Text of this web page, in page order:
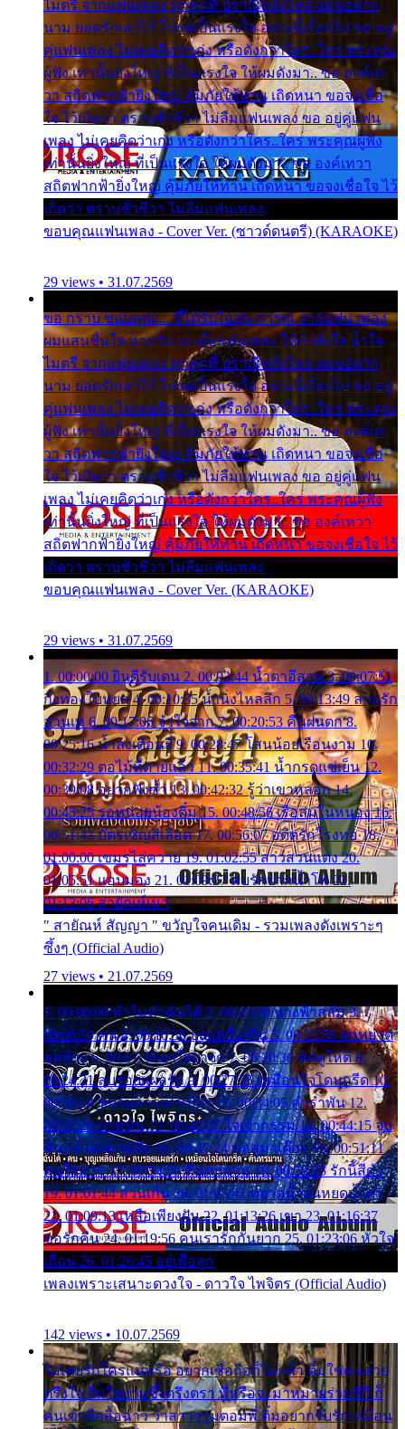
ไมตรี จากแฟนเพลง ทุกทุกที่ ปราณีหลั่งไหล ผมขอฝาก
นาม ยอดรักเอาไว้ โปรดเป็นแรงใจ อย่างนี้เรื่อยไป ขอ อยู่
คู่แฟนเพลง ไม่เคยคิดว่าเก่ง หรือดังกว่าใคร..ใคร พระคุณ
ผู้ฟัง เท่านั้นยิ่งใหญ่ ที่เป็นแรงใจ ให้ผมดังมา.. ขอ องค์เท
วา สถิตฟากฟ้ายิ่งใหญ่ คุ้มภัยให้ท่าน เถิดหนา ขอจงเชื่อ
ใจ ไว้เถิดว่า ตราบชั่วชีวา ไม่ลืมแฟนเพลง ขอ อยู่คู่แฟน
เพลง ไม่เคยคิดว่าเก่ง หรือดังกว่าใคร..ใคร พระคุณผู้ฟัง
เท่านั้นยิ่งใหญ่ ที่เป็นแรงใจ ให้ผมดังมา.. ขอ องค์เทวา
สถิตฟากฟ้ายิ่งใหญ่ คุ้มภัยให้ท่าน เถิดหนา ขอจงเชื่อใจ ไว้
เถิดว่า ตราบชั่วชีวา ไม่ลืมแฟนเพลง
ขอบคุณแฟนเพลง - Cover Ver. (ซาวด์ดนตรี) (KARAOKE)
29 views • 31.07.2569
ขอ กราบ ขอบคุณ.... ที่ได้รับไออุ่น การุณ จากแฟน เพลง
ผมแสนชื่นใจ หายวังเวง เมื่อแฟนเพลง ให้กำลังใจ น้ำใจ
ไมตรี จากแฟนเพลง ทุกทุกที่ ปราณีหลั่งไหล ผมขอฝาก
นาม ยอดรักเอาไว้ โปรดเป็นแรงใจ อย่างนี้เรื่อยไป ขอ อยู่
คู่แฟนเพลง ไม่เคยคิดว่าเก่ง หรือดังกว่าใคร..ใคร พระคุณ
ผู้ฟัง เท่านั้นยิ่งใหญ่ ที่เป็นแรงใจ ให้ผมดังมา.. ขอ องค์เท
วา สถิตฟากฟ้ายิ่งใหญ่ คุ้มภัยให้ท่าน เถิดหนา ขอจงเชื่อ
ใจ ไว้เถิดว่า ตราบชั่วชีวา ไม่ลืมแฟนเพลง ขอ อยู่คู่แฟน
เพลง ไม่เคยคิดว่าเก่ง หรือดังกว่าใคร..ใคร พระคุณผู้ฟัง
เท่านั้นยิ่งใหญ่ ที่เป็นแรงใจ ให้ผมดังมา.. ขอ องค์เทวา
สถิตฟากฟ้ายิ่งใหญ่ คุ้มภัยให้ท่าน เถิดหนา ขอจงเชื่อใจ ไว้
เถิดว่า ตราบชั่วชีวา ไม่ลืมแฟนเพลง
ขอบคุณแฟนเพลง - Cover Ver. (KARAOKE)
29 views • 31.07.2569
1. 00:00:00 ยินดีรับเดน 2. 00:03:44 น้ำตาอีสาน 3. 00:07:51
กิ่งทองใบหยก 4. 00:10:35 น้ำนิ่งไหลลึก 5. 00:13:49 ลานรัก
ลานเท 6. 00:17:06 จำใจจาก 7. 00:20:53 คืนฝนตก 8.
00:25:16 น้ำลงเดือนยี่ 9. 00:28:47 โสนน้อยเรือนงาม 10.
00:32:29 ตอไม้ที่ตายแล้ว 11. 00:35:41 น้ำกรดแช่เย็น 12.
00:39:08 อยากฟังซ้ำ 13. 00:42:32 รู้ว่าเขาหลอก 14.
00:45:25 รอหน่อยน้องติ๋ม 15. 00:48:56 เรือล่มในหนอง 16.
00:51:43 บัตรเชิญสีเลือด 17. 00:56:07 อดีตรักโรงทอ 18.
01:00:00 เขมรไล่ควาย 19. 01:02:55 สาวสวนแตง 20.
01:05:51 แอบมอง 21. 01:09:27 พบรักปากน้ำโพ 22.
01:13:06 สายัณห์เมา
" สายัณห์ สัญญา " ขวัญใจคนเดิม - รวมเพลงดังเพราะๆ
ซึ้งๆ (Official Audio)
27 views • 21.07.2569
1. 00:00:00 ทำไมทำฉันได้ 2. 00:03:20 นางฟ้าสลัม 3.
00:06:50 คน 4. 00:10:36 บุญเหลือเกิน 5. 00:13:58 ฝนหยาด
สุดท้าย 6. 00:17:30 ยาใจยาจก 7. 00:20:30 คิดดูให้ดี 8.
00:24:21 ลบรอยแผลรัก 9. 00:27:35 เหมือนใจโดนกรีด 10.
00:30:54 ขบวนการเปาเปียว 11. 00:34:05 คำรำพัน 12.
00:37:20 ปาหนัน 13. 00:40:37 ใจเจ้ากรรม 14. 00:44:15 จูบ
ฉันแล้วจงตายเสีย 15. 00:47:24 ขอสูมาเต๊อะ 16. 00:51:11
คนใจมาร 17. 00:54:50 คืนทรมาน 18. 00:58:25 รักนี้สีดำ
19. 01:01:44 ส่วนเกิน 20. 01:05:42 หยาดน้ำฝนหยดน้ำตา
21. 01:09:13 เหลือเพียงฝัน 22. 01:13:26 เขา 23. 01:16:37
ขอรักคืน 24. 01:19:56 คนเรารักกันยาก 25. 01:23:06 หัวใจ
เถื่อน 26. 01:26:45 อยู่เพื่อลูก
เพลงเพราะเสนาะดวงใจ - ดาวใจ ไพจิตร (Official Audio)
142 views • 10.07.2569
ไม่เคยรักใครแน่หรือ อยากเชื่อถือก็ไม่กล้า ติ๋มใช่คนสวย
ตรึงใจ ติ๋มใช่งามซึ้งตรึงตรา พี่หรือจะมาหมายร่วมชีวี ก็
คนเขาลืออื้อฉาว ว่าสาวๆรุมตอมพี่ ติ๋มอยากรับรักเหมือน